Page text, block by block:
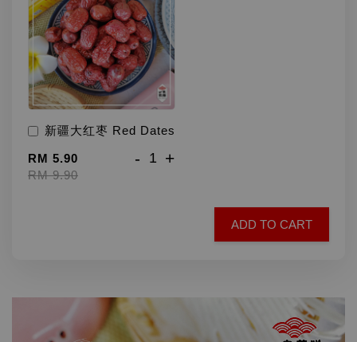
新疆大红枣 Red Dates
RM 5.90
RM 9.90
- +
ADD TO CART